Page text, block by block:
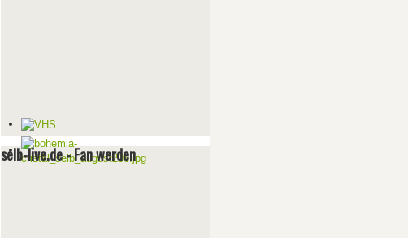
selb-live.de - Fan werden